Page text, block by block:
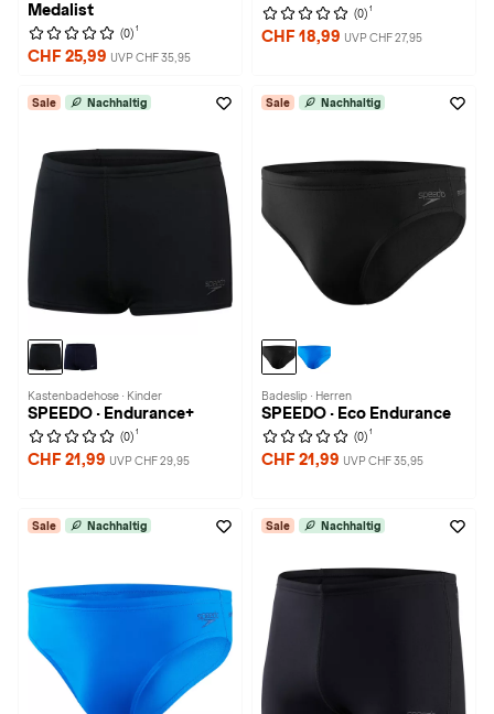
Medalist
(0) 1
CHF 25,99 UVP CHF 35,95
(0) 1
CHF 18,99 UVP CHF 27,95
Sale Nachhaltig
Kastenbadehose · Kinder
SPEEDO · Endurance+
(0) 1
CHF 21,99 UVP CHF 29,95
Sale Nachhaltig
Badeslip · Herren
SPEEDO · Eco Endurance
(0) 1
CHF 21,99 UVP CHF 35,95
Sale Nachhaltig Sale Nachhaltig